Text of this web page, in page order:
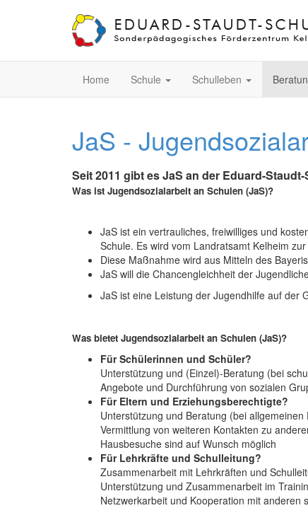
Home Schule Schulleben
JaS -
Seit 2011 gibt es JaS an der Eduard-
Was ist Jugendsozialarbeit an Schulen (JaS)?
JaS ist ein vertrauliches, freiwilliges und
Schule. Es wird vom Landratsamt Kelheim
Diese Maßnahme wird aus Mitteln des
JaS will die Chancengleichheit der
JaS ist eine Leistung der Jugendhilfe auf der
Was bietet Jugendsozialarbeit an Schulen (JaS)?
Für Schülerinnen und Schüler?
Unterstützung und (Einzel)-Beratung (bei
Angebote und Durchführung von sozialen
Für Eltern und Erziehungsberechtigte?
Unterstützung und Beratung (bei
Vermittlung von weiteren Kontakten zu
Hausbesuche sind auf Wunsch möglich
Für Lehrkräfte und Schulleitung?
Zusammenarbeit mit Lehrkräften und
Unterstützung und Zusammenarbeit im
Netzwerkarbeit und Kooperation mit anderen